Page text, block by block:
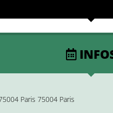
Paris 75004 Paris